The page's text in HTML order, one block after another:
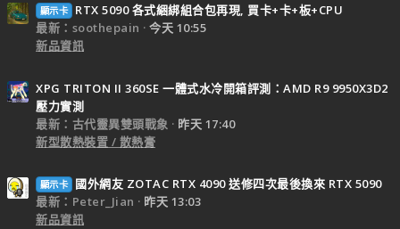
顯示卡
RTX 5090 各式綑綁組合包再現, 買卡+卡+板+CPU
最新：soothepain
今天 10:55
新品資訊
XPG TRITON II 360SE 一體式水冷開箱評測：AMD R9 9950X3D2
壓力實測
最新：古代靈異雙頭戰象
昨天 17:40
新型散熱裝置 / 散熱膏
顯示卡
國外網友 ZOTAC RTX 4090 送修四次最後換來 RTX 5090
最新：Peter_Jian
昨天 13:03
新品資訊